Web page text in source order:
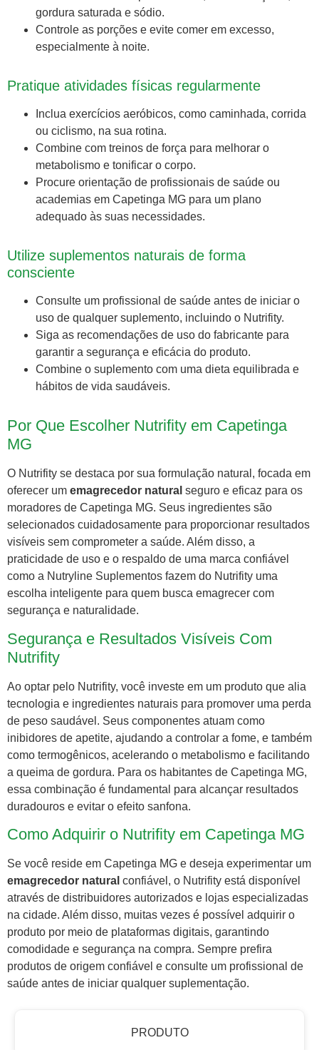
gordura saturada e sódio.
Controle as porções e evite comer em excesso,
especialmente à noite.
Pratique atividades físicas regularmente
Inclua exercícios aeróbicos, como caminhada, corrida
ou ciclismo, na sua rotina.
Combine com treinos de força para melhorar o
metabolismo e tonificar o corpo.
Procure orientação de profissionais de saúde ou
academias em Capetinga MG para um plano
adequado às suas necessidades.
Utilize suplementos naturais de forma
consciente
Consulte um profissional de saúde antes de iniciar o
uso de qualquer suplemento, incluindo o Nutrifity.
Siga as recomendações de uso do fabricante para
garantir a segurança e eficácia do produto.
Combine o suplemento com uma dieta equilibrada e
hábitos de vida saudáveis.
Por Que Escolher Nutrifity em Capetinga
MG
O Nutrifity se destaca por sua formulação natural, focada em
oferecer um emagrecedor natural seguro e eficaz para os
moradores de Capetinga MG. Seus ingredientes são
selecionados cuidadosamente para proporcionar resultados
visíveis sem comprometer a saúde. Além disso, a
praticidade de uso e o respaldo de uma marca confiável
como a Nutryline Suplementos fazem do Nutrifity uma
escolha inteligente para quem busca emagrecer com
segurança e naturalidade.
Segurança e Resultados Visíveis Com
Nutrifity
Ao optar pelo Nutrifity, você investe em um produto que alia
tecnologia e ingredientes naturais para promover uma perda
de peso saudável. Seus componentes atuam como
inibidores de apetite, ajudando a controlar a fome, e também
como termogênicos, acelerando o metabolismo e facilitando
a queima de gordura. Para os habitantes de Capetinga MG,
essa combinação é fundamental para alcançar resultados
duradouros e evitar o efeito sanfona.
Como Adquirir o Nutrifity em Capetinga MG
Se você reside em Capetinga MG e deseja experimentar um
emagrecedor natural confiável, o Nutrifity está disponível
através de distribuidores autorizados e lojas especializadas
na cidade. Além disso, muitas vezes é possível adquirir o
produto por meio de plataformas digitais, garantindo
comodidade e segurança na compra. Sempre prefira
produtos de origem confiável e consulte um profissional de
saúde antes de iniciar qualquer suplementação.
PRODUTO